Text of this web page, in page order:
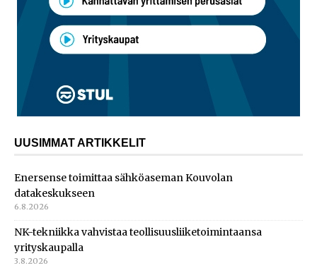
UUSIMMAT ARTIKKELIT
Enersense toimittaa sähköaseman Kouvolan
datakeskukseen
6.8.2026
NK-tekniikka vahvistaa teollisuusliiketoimintaansa
yrityskaupalla
3.8.2026